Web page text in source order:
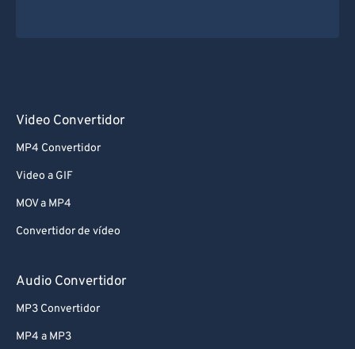
Video Convertidor
MP4 Convertidor
Video a GIF
MOV a MP4
Convertidor de vídeo
Audio Convertidor
MP3 Convertidor
MP4 a MP3